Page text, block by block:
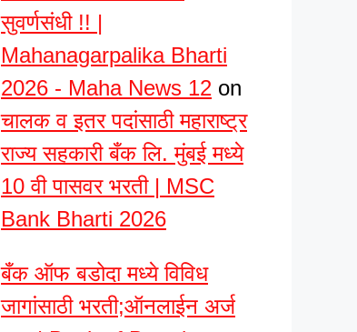
सुवर्णसंधी !! |
Mahanagarpalika Bharti
2026 - Maha News 12 on
चालक व इतर पदांसाठी महाराष्ट्र
राज्य सहकारी बँक लि. मुंबई मध्ये
10 वी पासवर भरती | MSC
Bank Bharti 2026
बँक ऑफ बडोदा मध्ये विविध
जागांसाठी भरती;ऑनलाईन अर्ज